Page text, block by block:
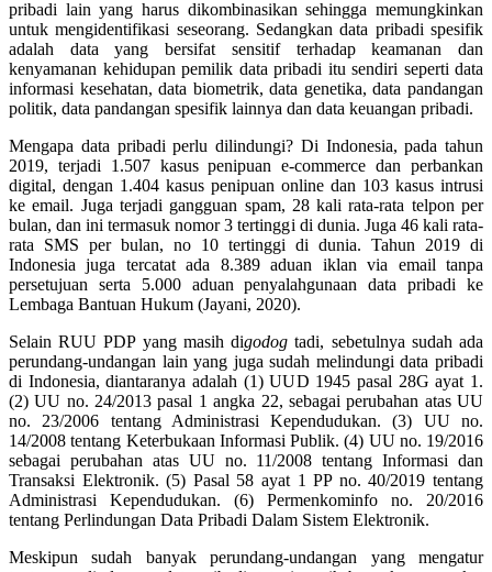
pribadi lain yang harus dikombinasikan sehingga memungkinkan
untuk mengidentifikasi seseorang. Sedangkan data pribadi spesifik
adalah data yang bersifat sensitif terhadap keamanan dan
kenyamanan kehidupan pemilik data pribadi itu sendiri seperti data
informasi kesehatan, data biometrik, data genetika, data pandangan
politik, data pandangan spesifik lainnya dan data keuangan pribadi.
Mengapa data pribadi perlu dilindungi? Di Indonesia, pada tahun
2019, terjadi 1.507 kasus penipuan e-commerce dan perbankan
digital, dengan 1.404 kasus penipuan online dan 103 kasus intrusi
ke email. Juga terjadi gangguan spam, 28 kali rata-rata telpon per
bulan, dan ini termasuk nomor 3 tertinggi di dunia. Juga 46 kali rata-
rata SMS per bulan, no 10 tertinggi di dunia. Tahun 2019 di
Indonesia juga tercatat ada 8.389 aduan iklan via email tanpa
persetujuan serta 5.000 aduan penyalahgunaan data pribadi ke
Lembaga Bantuan Hukum (Jayani, 2020).
Selain RUU PDP yang masih digodog tadi, sebetulnya sudah ada
perundang-undangan lain yang juga sudah melindungi data pribadi
di Indonesia, diantaranya adalah (1) UUD 1945 pasal 28G ayat 1.
(2) UU no. 24/2013 pasal 1 angka 22, sebagai perubahan atas UU
no. 23/2006 tentang Administrasi Kependudukan. (3) UU no.
14/2008 tentang Keterbukaan Informasi Publik. (4) UU no. 19/2016
sebagai perubahan atas UU no. 11/2008 tentang Informasi dan
Transaksi Elektronik. (5) Pasal 58 ayat 1 PP no. 40/2019 tentang
Administrasi Kependudukan. (6) Permenkominfo no. 20/2016
tentang Perlindungan Data Pribadi Dalam Sistem Elektronik.
Meskipun sudah banyak perundang-undangan yang mengatur